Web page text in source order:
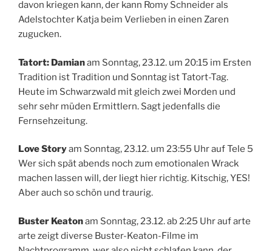
davon kriegen kann, der kann Romy Schneider als
Adelstochter Katja beim Verlieben in einen Zaren
zugucken.
Tatort: Damianam Sonntag, 23.12. um 20:15 im Ersten
Tradition ist Tradition und Sonntag ist Tatort-Tag.
Heute im Schwarzwald mit gleich zwei Morden und
sehr sehr müden Ermittlern. Sagt jedenfalls die
Fernsehzeitung.
Love Storyam Sonntag, 23.12. um 23:55 Uhr auf Tele 5
Wer sich spät abends noch zum emotionalen Wrack
machen lassen will, der liegt hier richtig. Kitschig, YES!
Aber auch so schön und traurig.
Buster Keatonam Sonntag, 23.12. ab 2:25 Uhr auf arte
arte zeigt diverse Buster-Keaton-Filme im